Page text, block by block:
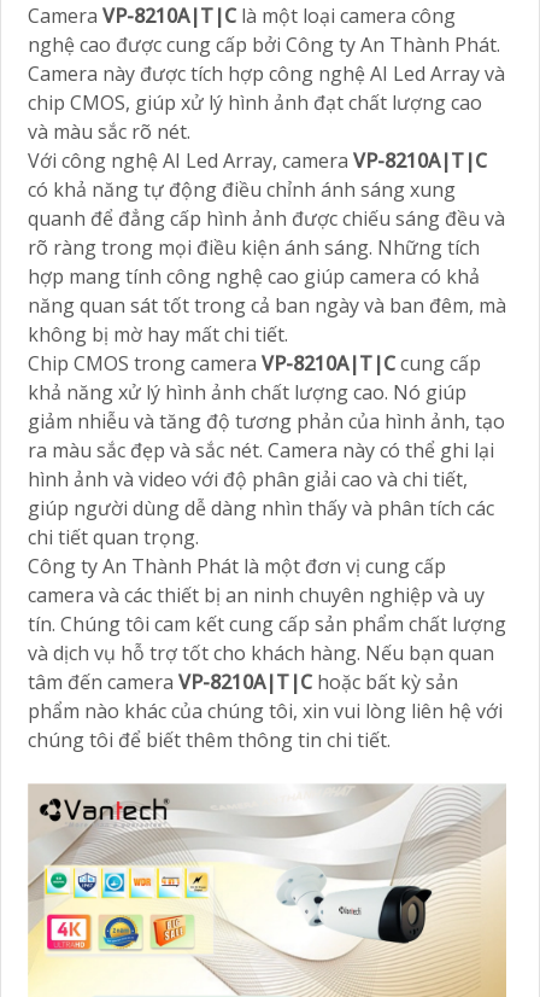
Camera VP-8210A|T|C là một loại camera công
nghệ cao được cung cấp bởi Công ty An Thành Phát.
Camera này được tích hợp công nghệ AI Led Array và
chip CMOS, giúp xử lý hình ảnh đạt chất lượng cao
và màu sắc rõ nét.
Với công nghệ AI Led Array, camera VP-8210A|T|C
có khả năng tự động điều chỉnh ánh sáng xung
quanh để đẳng cấp hình ảnh được chiếu sáng đều và
rõ ràng trong mọi điều kiện ánh sáng. Những tích
hợp mang tính công nghệ cao giúp camera có khả
năng quan sát tốt trong cả ban ngày và ban đêm, mà
không bị mờ hay mất chi tiết.
Chip CMOS trong camera VP-8210A|T|Ccung cấp
khả năng xử lý hình ảnh chất lượng cao. Nó giúp
giảm nhiễu và tăng độ tương phản của hình ảnh, tạo
ra màu sắc đẹp và sắc nét. Camera này có thể ghi lại
hình ảnh và video với độ phân giải cao và chi tiết,
giúp người dùng dễ dàng nhìn thấy và phân tích các
chi tiết quan trọng.
Công ty An Thành Phát là một đơn vị cung cấp
camera và các thiết bị an ninh chuyên nghiệp và uy
tín. Chúng tôi cam kết cung cấp sản phẩm chất lượng
và dịch vụ hỗ trợ tốt cho khách hàng. Nếu bạn quan
tâm đến camera VP-8210A|T|C hoặc bất kỳ sản
phẩm nào khác của chúng tôi, xin vui lòng liên hệ với
chúng tôi để biết thêm thông tin chi tiết.